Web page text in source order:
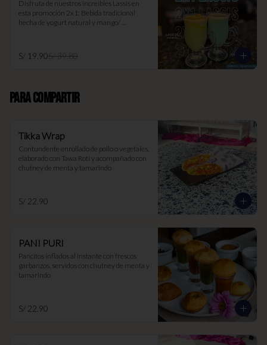
Disfruta de nuestros increíbles Lassis en
esta promoción 2x1: Bebida tradicional
hecha de yogurt natural y mango/
picante y es muy buen digestivo.
S/ 19.90S/ 39.80
PARA COMPARTIR
Tikka Wrap
Contundente enrollado de pollo o vegetales,
elaborado con Tawa Roti y acompañado con
chutney de menta y tamarindo
S/ 22.90
PANI PURI
Pancitos inflados al instante con frescos
garbanzos, servidos con chutney de menta y
tamarindo
S/ 22.90